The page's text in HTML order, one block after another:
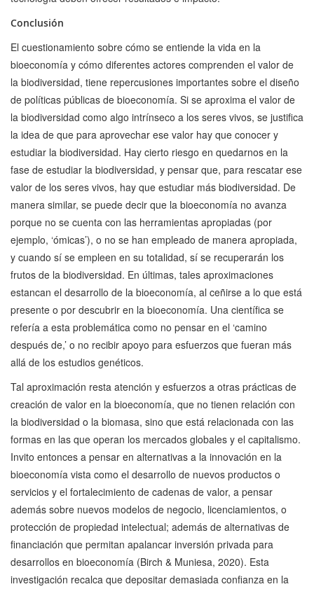
Conclusión
El cuestionamiento sobre cómo se entiende la vida en la
bioeconomía y cómo diferentes actores comprenden el valor de
la biodiversidad, tiene repercusiones importantes sobre el diseño
de políticas públicas de bioeconomía. Si se aproxima el valor de
la biodiversidad como algo intrínseco a los seres vivos, se justifica
la idea de que para aprovechar ese valor hay que conocer y
estudiar la biodiversidad. Hay cierto riesgo en quedarnos en la
fase de estudiar la biodiversidad, y pensar que, para rescatar ese
valor de los seres vivos, hay que estudiar más biodiversidad. De
manera similar, se puede decir que la bioeconomía no avanza
porque no se cuenta con las herramientas apropiadas (por
ejemplo, ‘ómicas’), o no se han empleado de manera apropiada,
y cuando sí se empleen en su totalidad, sí se recuperarán los
frutos de la biodiversidad. En últimas, tales aproximaciones
estancan el desarrollo de la bioeconomía, al ceñirse a lo que está
presente o por descubrir en la bioeconomía. Una científica se
refería a esta problemática como no pensar en el ‘camino
después de,’ o no recibir apoyo para esfuerzos que fueran más
allá de los estudios genéticos.
Tal aproximación resta atención y esfuerzos a otras prácticas de
creación de valor en la bioeconomía, que no tienen relación con
la biodiversidad o la biomasa, sino que está relacionada con las
formas en las que operan los mercados globales y el capitalismo.
Invito entonces a pensar en alternativas a la innovación en la
bioeconomía vista como el desarrollo de nuevos productos o
servicios y el fortalecimiento de cadenas de valor, a pensar
además sobre nuevos modelos de negocio, licenciamientos, o
protección de propiedad intelectual; además de alternativas de
financiación que permitan apalancar inversión privada para
desarrollos en bioeconomía (Birch & Muniesa, 2020). Esta
investigación recalca que depositar demasiada confianza en la